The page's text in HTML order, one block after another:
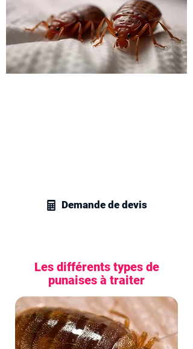
Demande de devis
Les différents types de
punaises à traiter